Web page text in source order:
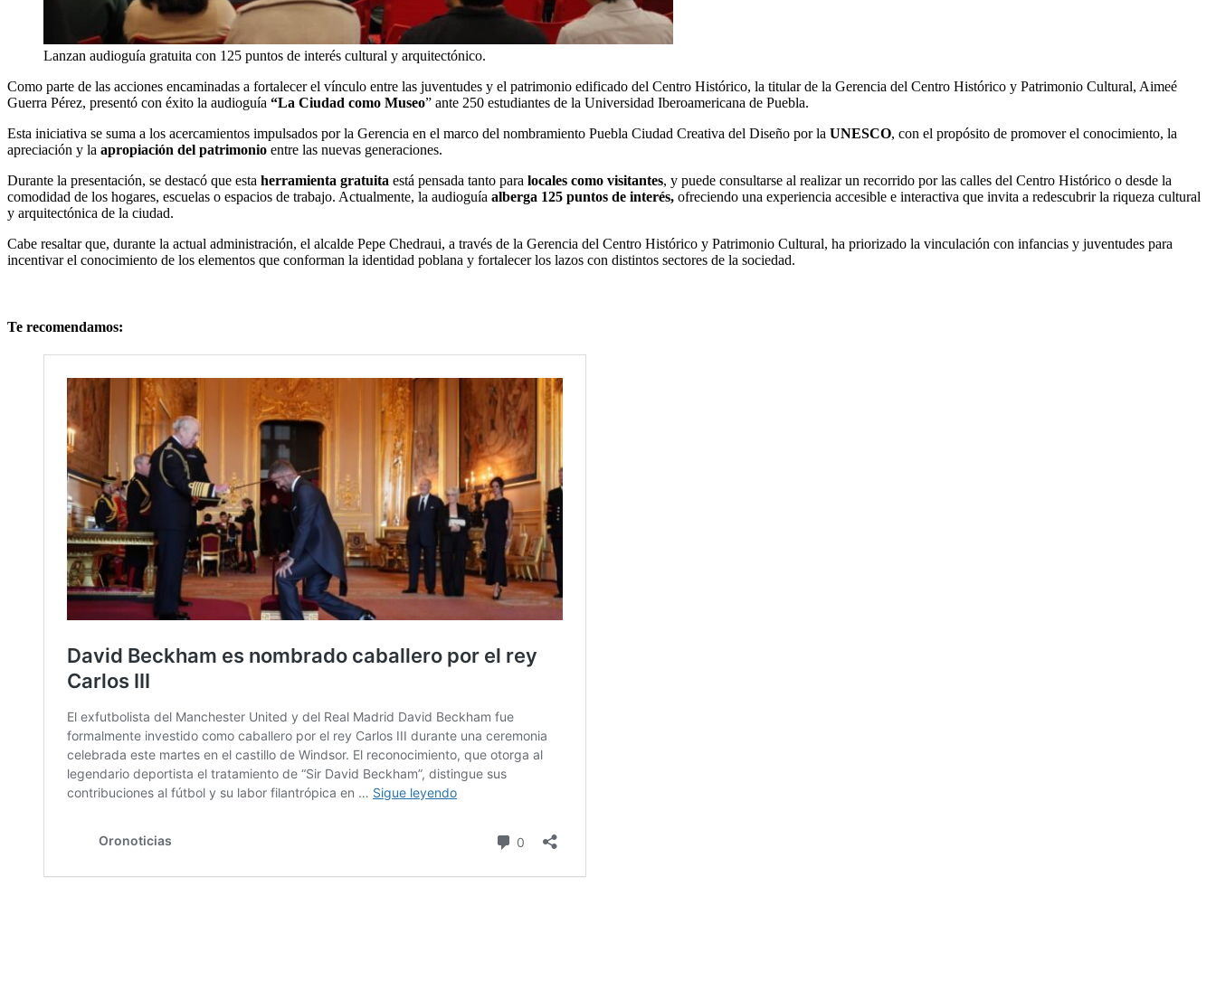
Lanzan audioguía gratuita con 125 puntos de interés cultural y arquitectónico.
Como parte de las acciones encaminadas a fortalecer el vínculo entre las juventudes y el patrimonio edificado del Centro Histórico, la titular de la Gerencia del Centro Histórico y Patrimonio Cultural, Aimeé
Guerra Pérez, presentó con éxito la audioguía “La Ciudad como Museo” ante 250 estudiantes de la Universidad Iberoamericana de Puebla.
Esta iniciativa se suma a los acercamientos impulsados por la Gerencia en el marco del nombramiento Puebla Ciudad Creativa del Diseño por la UNESCO, con el propósito de promover el conocimiento, la
apreciación y la apropiación del patrimonio entre las nuevas generaciones.
Durante la presentación, se destacó que esta herramienta gratuita está pensada tanto para locales como visitantes, y puede consultarse al realizar un recorrido por las calles del Centro Histórico o desde la
comodidad de los hogares, escuelas o espacios de trabajo. Actualmente, la audioguía alberga 125 puntos de interés, ofreciendo una experiencia accesible e interactiva que invita a redescubrir la riqueza cultural
y arquitectónica de la ciudad.
Cabe resaltar que, durante la actual administración, el alcalde Pepe Chedraui, a través de la Gerencia del Centro Histórico y Patrimonio Cultural, ha priorizado la vinculación con infancias y juventudes para
incentivar el conocimiento de los elementos que conforman la identidad poblana y fortalecer los lazos con distintos sectores de la sociedad.
Te recomendamos: